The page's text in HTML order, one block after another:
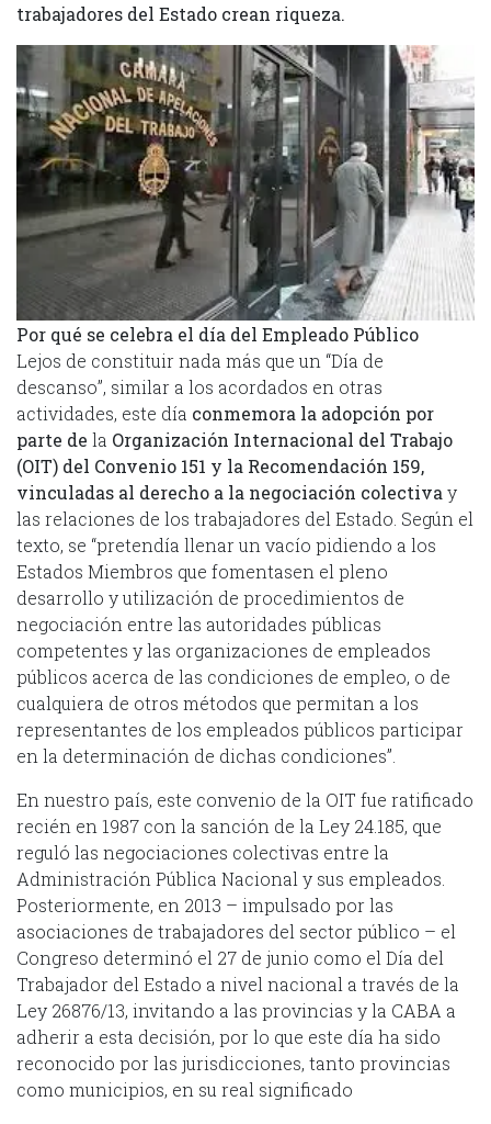
trabajadores del Estado crean riqueza.
Por qué se celebra el día del Empleado Público
Lejos de constituir nada más que un “Día de
descanso”, similar a los acordados en otras
actividades, este día conmemora la adopción por
parte de la Organización Internacional del Trabajo
(OIT) del Convenio 151 y la Recomendación 159,
vinculadas al derecho a la negociación colectiva y
las relaciones de los trabajadores del Estado. Según el
texto, se “pretendía llenar un vacío pidiendo a los
Estados Miembros que fomentasen el pleno
desarrollo y utilización de procedimientos de
negociación entre las autoridades públicas
competentes y las organizaciones de empleados
públicos acerca de las condiciones de empleo, o de
cualquiera de otros métodos que permitan a los
representantes de los empleados públicos participar
en la determinación de dichas condiciones”.
En nuestro país, este convenio de la OIT fue ratificado
recién en 1987 con la sanción de la Ley 24.185, que
reguló las negociaciones colectivas entre la
Administración Pública Nacional y sus empleados.
Posteriormente, en 2013 – impulsado por las
asociaciones de trabajadores del sector público – el
Congreso determinó el 27 de junio como el Día del
Trabajador del Estado a nivel nacional a través de la
Ley 26876/13, invitando a las provincias y la CABA a
adherir a esta decisión, por lo que este día ha sido
reconocido por las jurisdicciones, tanto provincias
como municipios, en su real significado